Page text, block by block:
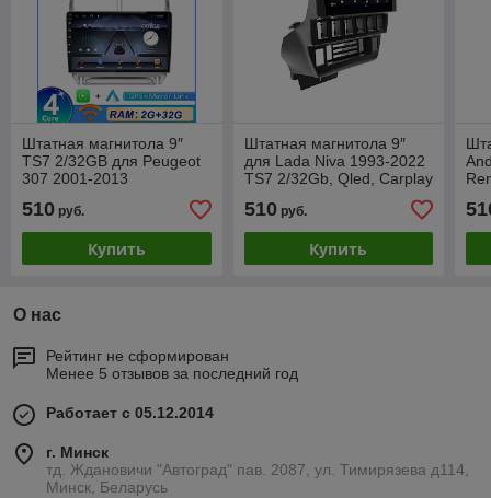
Штатная магнитола 9″
TS7 2/32GB для Peugeot
307 2001-2013
510 руб.
Купить
Штатная магнитола 9″
для Lada Niva 1993-2022
TS7 2/32Gb, Qled, Carplay
510руб.
Купить
О нас
Рейтинг не сформирован
Менее 5 отзывов за последний год
Работает с 05.12.2014
г. Минск
тд. Ждановичи "Автоград" пав. 2087, ул. Тимирязева д114,
Минск, Беларусь